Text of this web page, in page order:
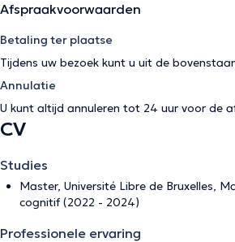
Afspraakvoorwaarden
Betaling ter plaatse
Tijdens uw bezoek kunt u uit de
Annulatie
U kunt altijd annuleren tot 24 uur voor de
CV
Studies
Master, Université Libre de Bruxelles,
cognitif (2022 - 2024)
Professionele ervaring